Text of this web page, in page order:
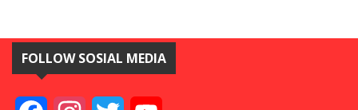
FOLLOW SOSIAL MEDIA